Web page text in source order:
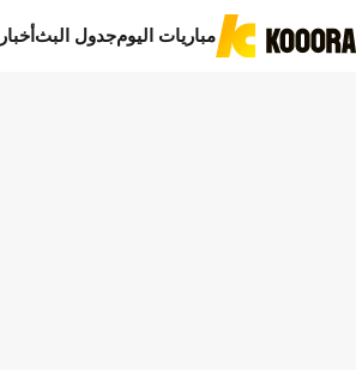
مباريات اليومجدول البثأخبار